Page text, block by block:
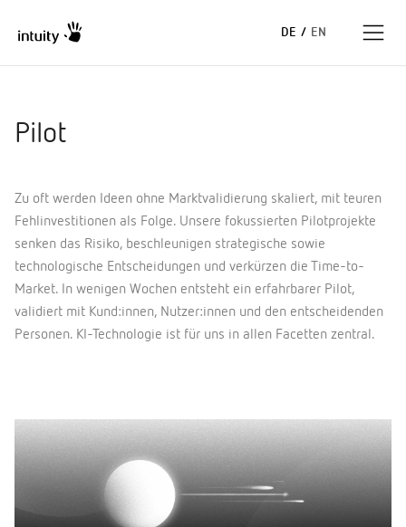
DE / EN
Insights
Unternehmen
Pilot
Zu oft werden Ideen ohne Marktvalidierung skaliert, mit teuren
Fehlinvestitionen als Folge. Unsere fokussierten Pilotprojekte
senken das Risiko, beschleunigen strategische sowie
technologische Entscheidungen und verkürzen die Time-to-
Market. In wenigen Wochen entsteht ein erfahrbarer Pilot,
validiert mit Kund:innen, Nutzer:innen und den entscheidenden
Personen. KI-Technologie ist für uns in allen Facetten zentral.